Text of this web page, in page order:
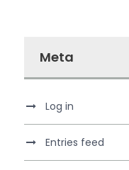
Meta
Log in
Entries feed